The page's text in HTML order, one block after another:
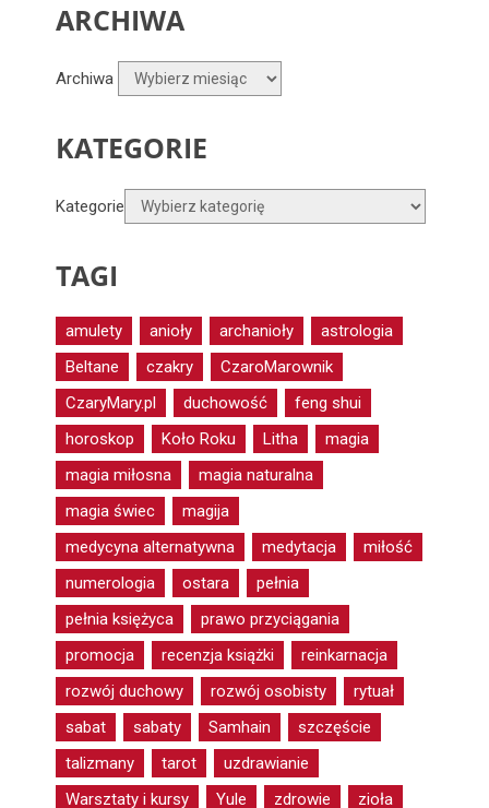
ARCHIWA
Archiwa
KATEGORIE
Kategorie
TAGI
amulety anioły archanioły
astrologia
Beltane
czakry
CzaroMarownik
CzaryMary.pl
duchowość
feng shui
horoskop
Koło Roku Litha
magia
magia miłosna
magia naturalna
magia świec
magija
medycyna alternatywna
medytacja
miłość
numerologia
ostara
pełnia
pełnia księżyca
prawo przyciągania
promocja
recenzja książki
reinkarnacja
rozwój duchowy
rozwój osobisty
rytuał
sabat
sabaty Samhain
szczęście
talizmany
tarot
uzdrawianie
Warsztaty i kursy
Yule zdrowie zioła